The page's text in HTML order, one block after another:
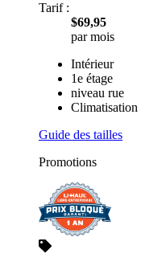
Tarif :
$69,95
par mois
Intérieur
1e étage
niveau rue
Climatisation
Guide des tailles
Promotions